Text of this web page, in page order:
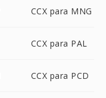
CCX para MNG
CCX para PAL
CCX para PCD